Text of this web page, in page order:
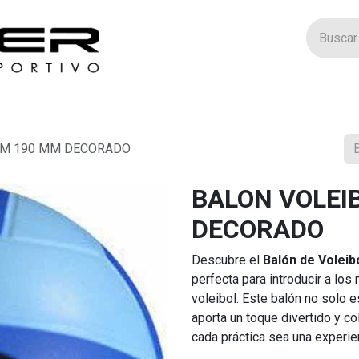
190 MM DECORADO
BALON
DECORADO
Descubre el Balón de
perfecta para introducir a los
voleibol. Este balón no solo
aporta un toque divertido y
cada práctica sea una